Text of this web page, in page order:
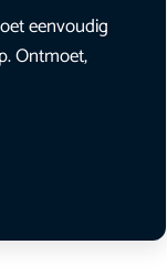
eenvoudig
Ontmoet,